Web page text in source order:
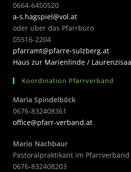
0664-6450520
a-s.hagspiel@vol.at
oder über das Pfarrbüro
05516-2204
pfarramt@pfarre-sulzberg.at
Haus zur Marienlinde /
Koordination Pfarrverband
Maria Spindelböck
0676-832408361
office@pfarr-verband.at
Mario Nachbaur
Pastoralpraktikant im Pfarrverband
0676-832408203